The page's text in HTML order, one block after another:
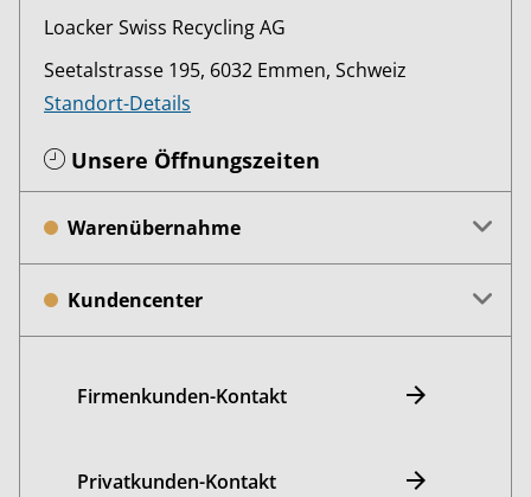
Loacker Swiss Recycling AG
Seetalstrasse 195, 6032 Emmen, Schweiz
Standort-Details
Unsere Öffnungszeiten
Warenübernahme
Kundencenter
Firmenkunden-Kontakt
Privatkunden-Kontakt